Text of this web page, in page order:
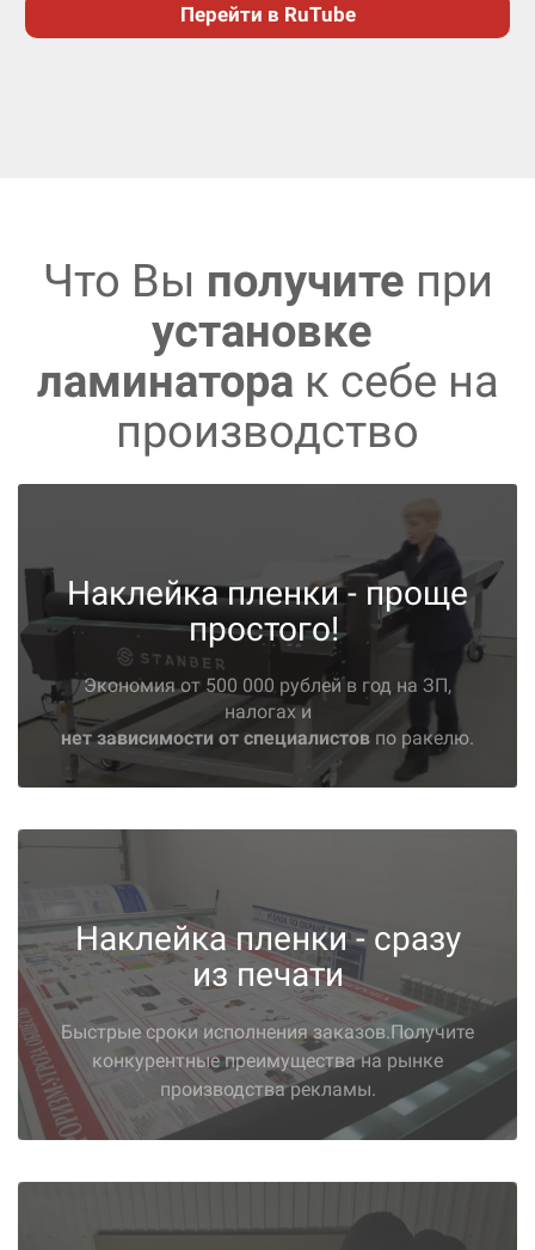
Перейти в RuTube
Что Вы получите при
установке
ламинатора к себе на
производство
Наклейка пленки - проще
простого!
Экономия от 500 000 рублей в год на ЗП,
налогах и
нет зависимости от специалистов по ракелю.
Наклейка пленки - сразу
из печати
Быстрые сроки исполнения заказов.Получите
конкурентные преимущества на рынке
производства рекламы.